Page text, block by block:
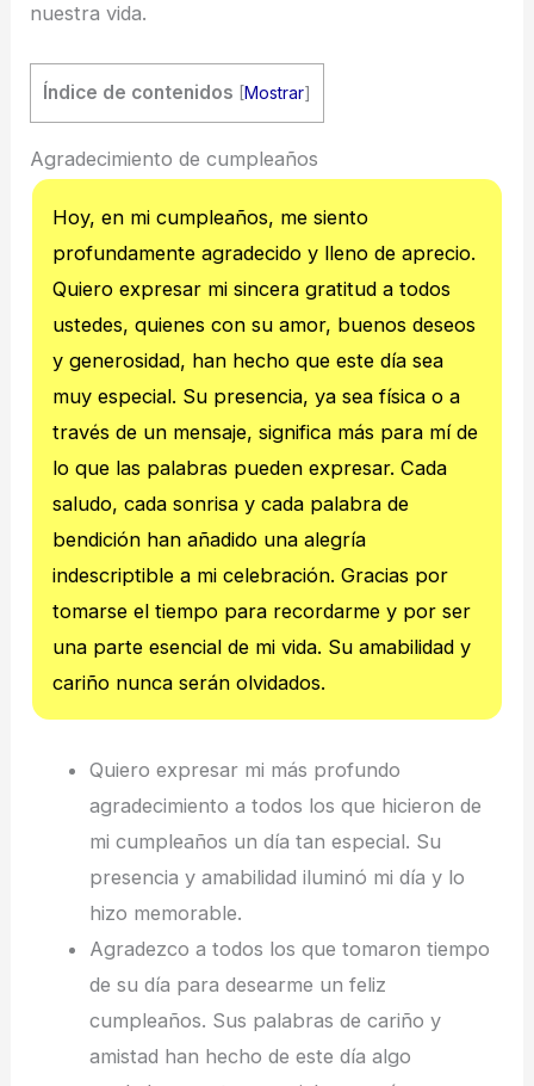
nuestra vida.
Índice de contenidos [Mostrar]
Agradecimiento de cumpleaños
Hoy, en mi cumpleaños, me siento
profundamente agradecido y lleno de aprecio.
Quiero expresar mi sincera gratitud a todos
ustedes, quienes con su amor, buenos deseos
y generosidad, han hecho que este día sea
muy especial. Su presencia, ya sea física o a
través de un mensaje, significa más para mí de
lo que las palabras pueden expresar. Cada
saludo, cada sonrisa y cada palabra de
bendición han añadido una alegría
indescriptible a mi celebración. Gracias por
tomarse el tiempo para recordarme y por ser
una parte esencial de mi vida. Su amabilidad y
cariño nunca serán olvidados.
Quiero expresar mi más profundo
agradecimiento a todos los que hicieron de
mi cumpleaños un día tan especial. Su
presencia y amabilidad iluminó mi día y lo
hizo memorable.
Agradezco a todos los que tomaron tiempo
de su día para desearme un feliz
cumpleaños. Sus palabras de cariño y
amistad han hecho de este día algo